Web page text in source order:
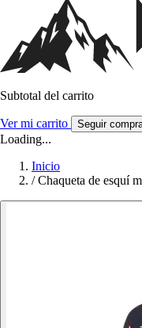
Subtotal del carrito
Ver mi carrito Seguir
Loading...
Inicio
/ Chaqueta de esquí